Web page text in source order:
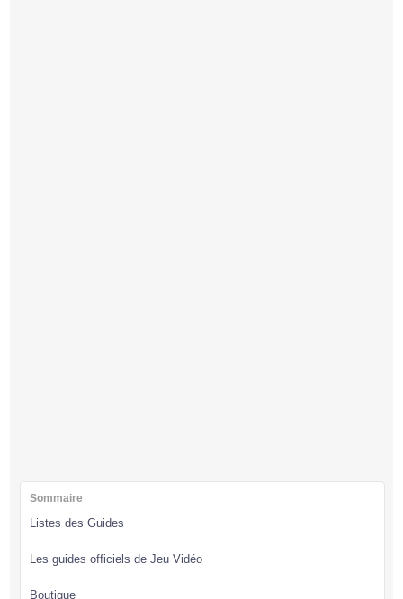
Sommaire
Listes des Guides
Les guides officiels de Jeu Vidéo
Boutique